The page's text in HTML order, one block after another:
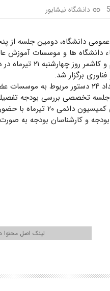
link دانشگاه نیشابور
عمومی دانشگاه، دومین جلسه
دانشگاه ها و موسسات آموزش
گناباد، تربت جام و
برگزار شد.
در این جلسه تعداد ۲۴ دستور مربوط
تخصصی بررسی بودجه
به دستور کارهای کمیسیون
بودجه و کارشناسان بودجه به
لینک اصل محتوا